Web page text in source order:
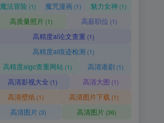
魔法冒险 (1) 魔咒漫画(1) 魅力女神 (1)
高质量照片(1) 高薪职位 (1)
高精度ai论文查重 (1)
高精度ai痕迹检测 (1)
高精度aigc查重网站 (1) 高清港剧 (1)
高清影视大全 (1) 高清大图 (1)
高清壁纸 (1) 高清图片下载 (1)
高清图片 (3) 高清图片(36)